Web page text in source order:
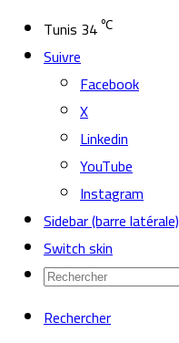
Tunis 34℃
Suivre
Facebook
X
Linkedin
YouTube
Instagram
Sidebar (barre latérale)
Switch skin
Rechercher